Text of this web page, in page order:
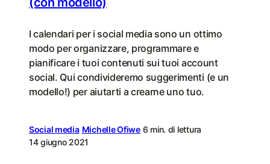
I calendari per i social media sono un ottimo
modo per organizzare, programmare e
pianificare i tuoi contenuti sui tuoi account
social. Qui condivideremo suggerimenti (e un
modello!) per aiutarti a crearne uno tuo.
Social media Michelle Ofiwe 6 min. di lettura
14 giugno 2021